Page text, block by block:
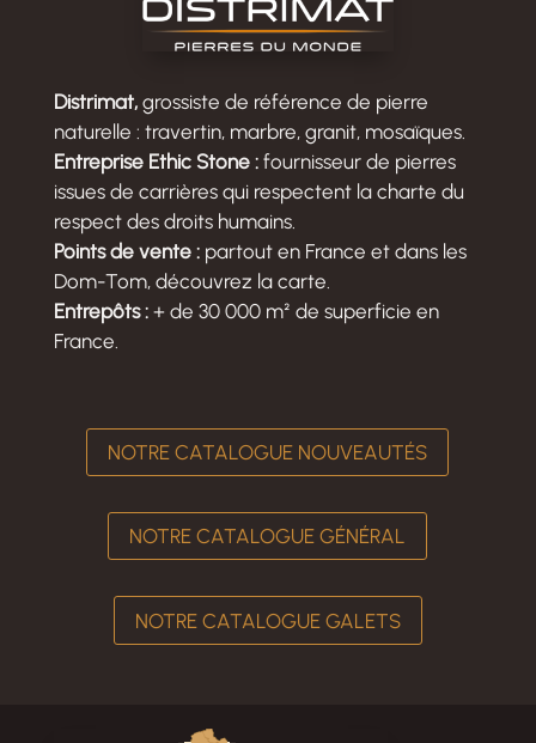
Distrimat,grossiste de référence de pierre
naturelle : travertin, marbre, granit, mosaïques.
Entreprise Ethic Stone :fournisseur de pierres
issues de carrières qui respectent la charte du
respect des droits humains.
Points de vente :partout en France et dans les
Dom-Tom, découvrez la carte.
Entrepôts :+ de 30 000 m² de superficie en
France.
NOTRE CATALOGUE NOUVEAUTÉS
NOTRE CATALOGUE GÉNÉRAL
NOTRE CATALOGUE GALETS